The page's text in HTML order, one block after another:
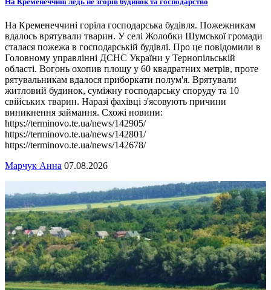
На Кременеччині горіла господарська будівля. Пожежникам
вдалось врятували тварин. У селі Жолобки Шумської громади
сталася пожежа в господарській будівлі. Про це повідомили в
Головному управлінні ДСНС України у Тернопільській
області. Вогонь охопив площу у 60 квадратних метрів, проте
рятувальникам вдалося приборкати полум'я. Врятували
житловий будинок, суміжну господарську споруду та 10
свійських тварин. Наразі фахівці з'ясовують причини
виникнення займання. Схожі новини:
https://terminovo.te.ua/news/142905/
https://terminovo.te.ua/news/142801/
https://terminovo.te.ua/news/142678/
Марчук Анна 07.08.2026